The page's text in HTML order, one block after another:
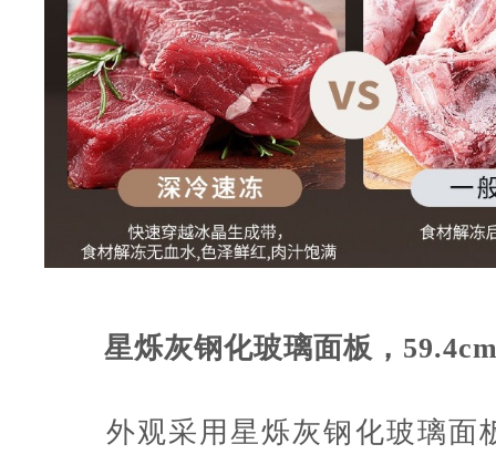
星烁灰钢化玻璃面板，
外观采用星烁灰钢化玻璃面